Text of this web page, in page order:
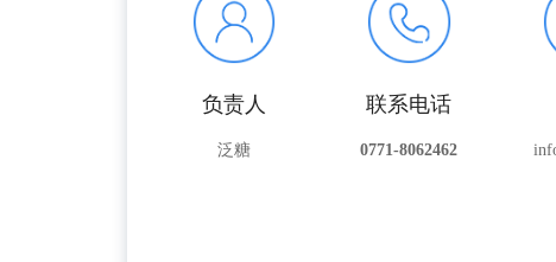
负责人
泛糖
联系电话
0771-8062462